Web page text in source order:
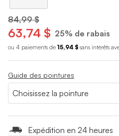
84,99 $
63,74 $ 25% de rabais
ou 4 paiements de 15,94 $ sans intérêts
Guide des pointures
Expédition en 24 heures